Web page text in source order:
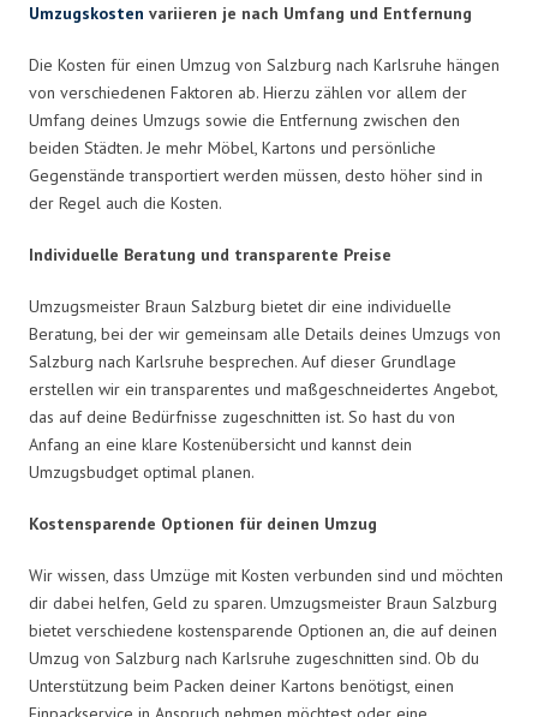
Umzugskosten variieren je nach Umfang und Entfernung
Die Kosten für einen Umzug von Salzburg nach Karlsruhe hängen
von verschiedenen Faktoren ab. Hierzu zählen vor allem der
Umfang deines Umzugs sowie die Entfernung zwischen den
beiden Städten. Je mehr Möbel, Kartons und persönliche
Gegenstände transportiert werden müssen, desto höher sind in
der Regel auch die Kosten.
Individuelle Beratung und transparente Preise
Umzugsmeister Braun Salzburg bietet dir eine individuelle
Beratung, bei der wir gemeinsam alle Details deines Umzugs von
Salzburg nach Karlsruhe besprechen. Auf dieser Grundlage
erstellen wir ein transparentes und maßgeschneidertes Angebot,
das auf deine Bedürfnisse zugeschnitten ist. So hast du von
Anfang an eine klare Kostenübersicht und kannst dein
Umzugsbudget optimal planen.
Kostensparende Optionen für deinen Umzug
Wir wissen, dass Umzüge mit Kosten verbunden sind und möchten
dir dabei helfen, Geld zu sparen. Umzugsmeister Braun Salzburg
bietet verschiedene kostensparende Optionen an, die auf deinen
Umzug von Salzburg nach Karlsruhe zugeschnitten sind. Ob du
Unterstützung beim Packen deiner Kartons benötigst, einen